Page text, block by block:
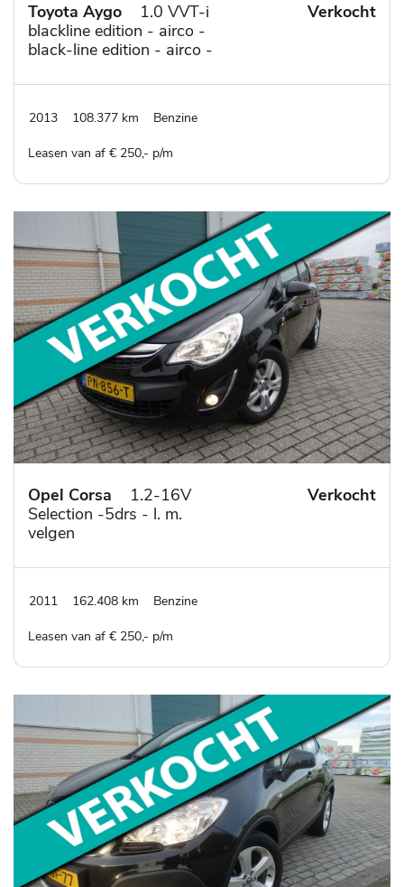
Toyota Aygo
1.0 VVT-i
blackline edition - airco -
black-line edition - airco -
Verkocht
2013 108.377 km Benzine
Leasen van af € 250,- p/m
Opel Corsa
1.2-16V
Selection -5drs - l. m.
velgen
Verkocht
2011 162.408 km Benzine
Leasen van af € 250,- p/m